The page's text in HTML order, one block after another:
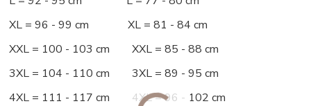
XL = 96 - 99 cm XL = 81 - 84 cm
XXL = 100 - 103 cm XXL = 85 - 88 cm
3XL = 104 - 110 cm 3XL = 89 - 95 cm
4XL = 111 - 117 cm 4XL = 96 - 102 cm